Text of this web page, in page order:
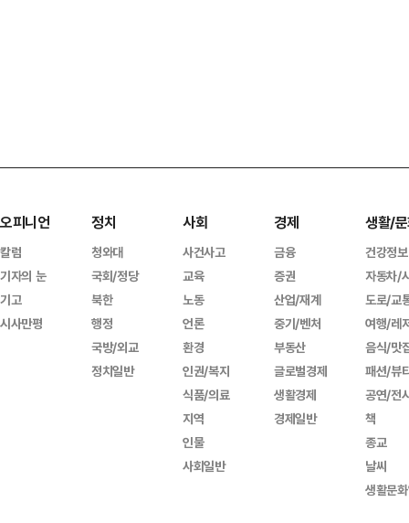
오피니언
칼럼
기자의 눈
기고
시사만평
정치
청와대
국회/정당
북한
행정
국방/외교
정치일반
사회
사건사고
교육
노동
언론
환경
인권/복지
식품/의료
지역
인물
사회일반
경제
금융
증권
산업/재계
중기/벤처
부동산
글로벌경제
생활경제
경제일반
생활/
건강정보
자동차/
도로/교
여행/레
음식/맛
패션/뷰
공연/전
책
종교
날씨
생활문